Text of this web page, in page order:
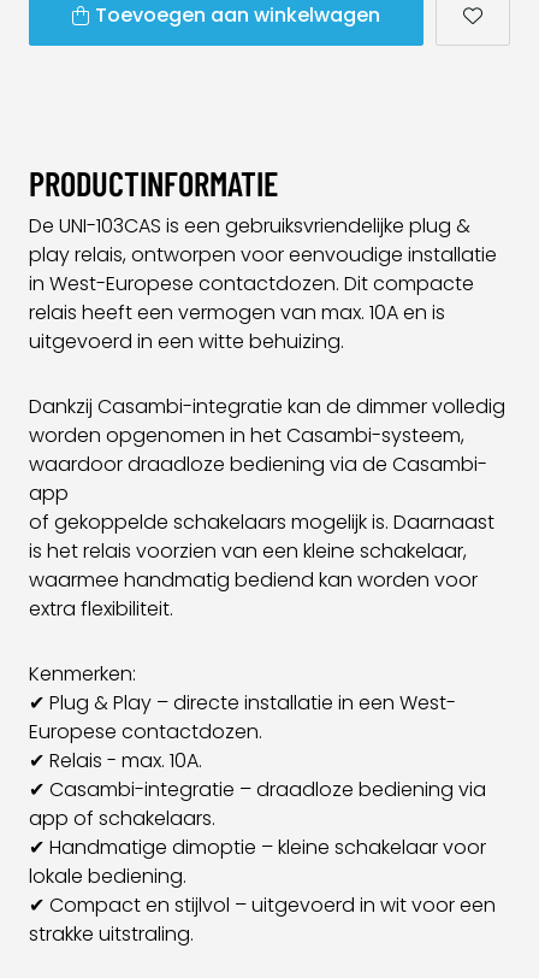
Toevoegen aan winkelwagen
PRODUCTINFORMATIE
De UNI-103CAS is een gebruiksvriendelijke plug &
play relais, ontworpen voor eenvoudige installatie
in West-Europese contactdozen. Dit compacte
relais heeft een vermogen van max. 10A en is
uitgevoerd in een witte behuizing.
Dankzij Casambi-integratie kan de dimmer volledig
worden opgenomen in het Casambi-systeem,
waardoor draadloze bediening via de Casambi-
app
of gekoppelde schakelaars mogelijk is. Daarnaast
is het relais voorzien van een kleine schakelaar,
waarmee handmatig bediend kan worden voor
extra flexibiliteit.
Kenmerken:
✔ Plug & Play – directe installatie in een West-
Europese contactdozen.
✔ Relais - max. 10A.
✔ Casambi-integratie – draadloze bediening via
app of schakelaars.
✔ Handmatige dimoptie – kleine schakelaar voor
lokale bediening.
✔ Compact en stijlvol – uitgevoerd in wit voor een
strakke uitstraling.